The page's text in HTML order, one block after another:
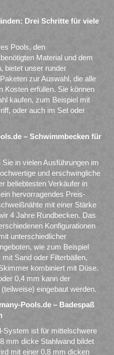
Drei Schritte für viele
Pools, den
Material und dem
bietet unser runder
zur Auswahl, die alle
Kosten erfüllen. Sie können
kaufen, zum Beispiel mit
oder auch im Set oder
– Schwimmbecken für
in vielen Ausführungen im
und erschwingliche
beliebtesten Verkäufer in
hervorragendes Preis-
mit einer Stärke
4 Jahre Rundbecken. Das
Konfigurationen
unterschiedlicher
wie zum Beispiel
Sand oder Filterbällen,
kombiniert mit Düse.
0,4 mm kann der
eingebaut werden.
Pools.de – Badespaß
System ist für mittelschwere
mm dicke Stahlwand bildet
mit einer 0,8 mm dicken